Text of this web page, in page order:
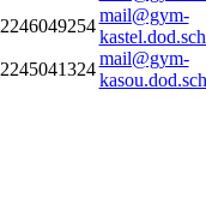
2246049254
mail@gym-
2245041324
mail@gym-